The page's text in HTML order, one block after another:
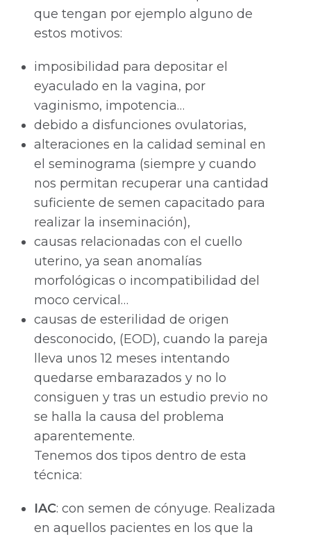
que tengan por ejemplo alguno de
estos motivos:
imposibilidad para depositar el
eyaculado en la vagina, por
vaginismo, impotencia…
debido a disfunciones ovulatorias,
alteraciones en la calidad seminal en
el seminograma (siempre y cuando
nos permitan recuperar una cantidad
suficiente de semen capacitado para
realizar la inseminación),
causas relacionadas con el cuello
uterino, ya sean anomalías
morfológicas o incompatibilidad del
moco cervical…
causas de esterilidad de origen
desconocido, (EOD), cuando la pareja
lleva unos 12 meses intentando
quedarse embarazados y no lo
consiguen y tras un estudio previo no
se halla la causa del problema
aparentemente.
Tenemos dos tipos dentro de esta
técnica:
IAC: con semen de cónyuge. Realizada
en aquellos pacientes en los que la